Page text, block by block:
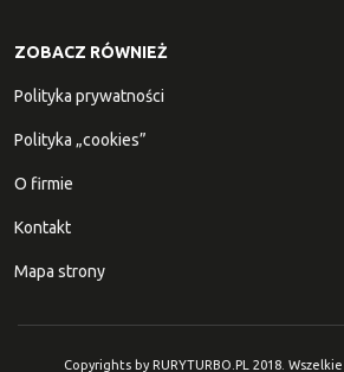
ZOBACZ RÓWNIEŻ
Polityka prywatności
Polityka „cookies”
O firmie
Kontakt
Mapa strony
Copyrights by RURYTURBO.PL 2018.